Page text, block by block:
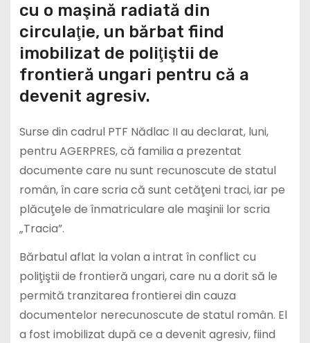
cu o maşină radiată din
circulaţie, un bărbat fiind
imobilizat de poliţiştii de
frontieră ungari pentru că a
devenit agresiv.
Surse din cadrul PTF Nădlac II au declarat, luni,
pentru AGERPRES, că familia a prezentat
documente care nu sunt recunoscute de statul
român, în care scria că sunt cetăţeni traci, iar pe
plăcuţele de înmatriculare ale maşinii lor scria
„Tracia”.
Bărbatul aflat la volan a intrat în conflict cu
poliţiştii de frontieră ungari, care nu a dorit să le
permită tranzitarea frontierei din cauza
documentelor nerecunoscute de statul român. El
a fost imobilizat după ce a devenit agresiv, fiind